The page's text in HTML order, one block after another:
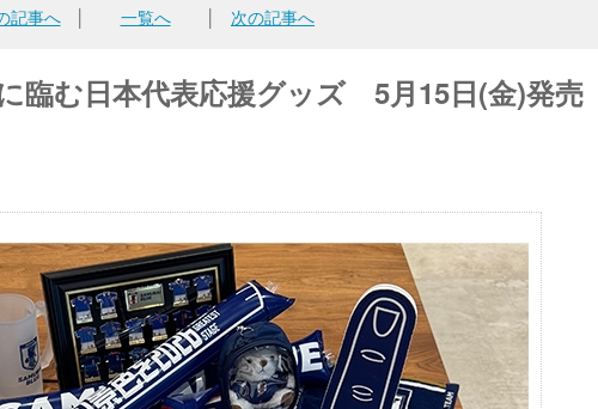
記事へ│ 一覧へ 次の記事へ
臨む日本代表応援グッズ 5月15日(金)発売